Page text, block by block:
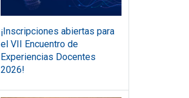
¡Inscripciones abiertas para
el VII Encuentro de
Experiencias Docentes
2026!